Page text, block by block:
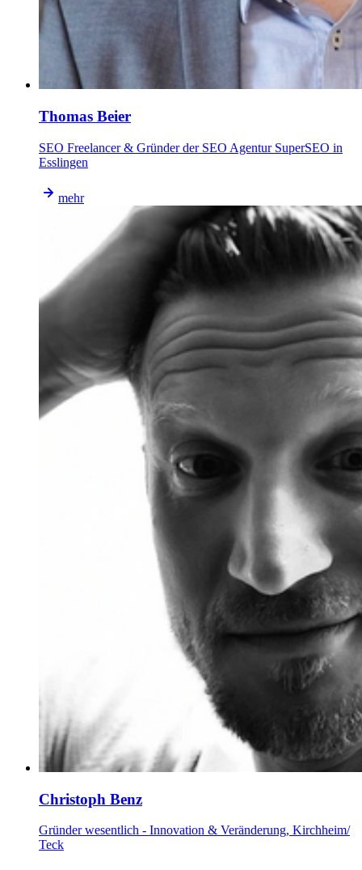
Thomas Beier
SEO Freelancer & Gründer der SEO Agentur SuperSEO in
Esslingen
mehr
Christoph Benz
Gründer wesentlich - Innovation & Veränderung, Kirchheim/
Teck